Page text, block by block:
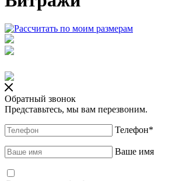
Обратный звонок
Представьтесь, мы вам перезвоним.
Телефон*
Ваше имя